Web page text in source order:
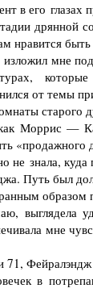
его глазах
дрянной
нравится быть
мне
от темы
старого
Моррис —
«продажного
знала,
Путь был
образом
мне
71,
в